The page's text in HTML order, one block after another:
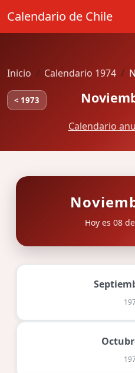
Calendario de Chile
Inicio Calendario 1974
< 1973
Calendario
Hoy es 08